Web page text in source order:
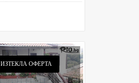
ИЗТЕКЛА ОФЕРТА